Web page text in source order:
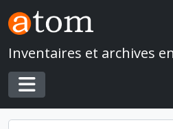
Skip to main content
Inventaires et archives
Toggle navigation